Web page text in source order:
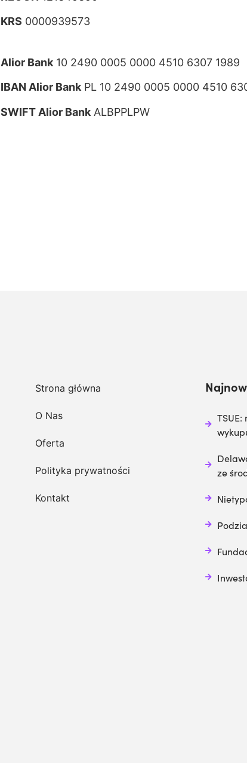
KRS 0000939573
Alior Bank 10 2490 0005 0000 4510 6307 1989
IBAN Alior Bank PL 10 2490 0005 0000 4510
SWIFT Alior Bank ALBPPLPW
Strona główna
O Nas
Oferta
Polityka prywatności
Kontakt
ze